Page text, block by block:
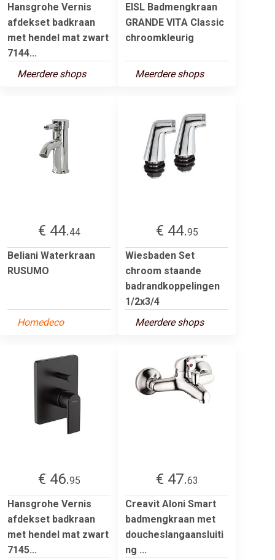
Hansgrohe Vernis
afdekset badkraan
met hendel mat zwart
7144...
Meerdere shops
EISL Badmengkraan
GRANDE VITA Classic
chroomkleurig
Meerdere shops
€ 44.44
Beliani Waterkraan
RUSUMO
Homedeco
€ 44.95
Wiesbaden Set
chroom staande
badrandkoppelingen
1/2x3/4
Meerdere shops
€ 46.95
Hansgrohe Vernis
afdekset badkraan
met hendel mat zwart
7145...
€ 47.63
Creavit Aloni Smart
badmengkraan met
doucheslangaansluiti
ng ...